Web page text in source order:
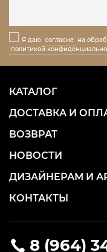
Я даю согласие на
политикой
8 (964)
КАТАЛОГ
ДОСТАВКА И
ВОЗВРАТ
НОВОСТИ
ДИЗАЙНЕРАМ И
КОНТАКТЫ